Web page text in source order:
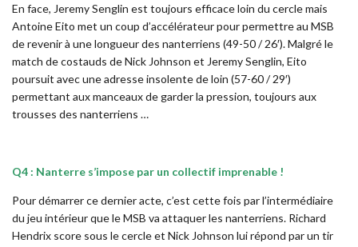
En face, Jeremy Senglin est toujours efficace loin du cercle mais
Antoine Eito met un coup d’accélérateur pour permettre au MSB
de revenir à une longueur des nanterriens (49-50 / 26′). Malgré le
match de costauds de Nick Johnson et Jeremy Senglin, Eito
poursuit avec une adresse insolente de loin (57-60 / 29′)
permettant aux manceaux de garder la pression, toujours aux
trousses des nanterriens …
Q4 : Nanterre s’impose par un collectif imprenable !
Pour démarrer ce dernier acte, c’est cette fois par l’intermédiaire
du jeu intérieur que le MSB va attaquer les nanterriens. Richard
Hendrix score sous le cercle et Nick Johnson lui répond par un tir